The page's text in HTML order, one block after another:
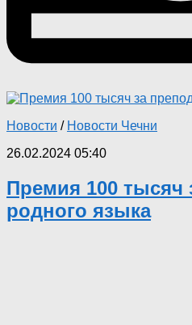
Новости / Новости Чечни
26.02.2024 05:40
Премия 100 тысяч
родного языка